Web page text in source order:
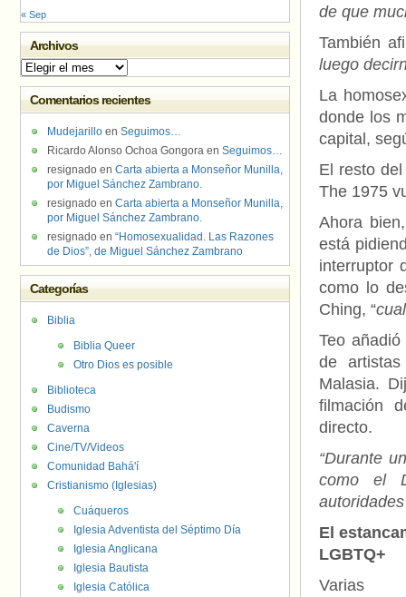
de que
También
luego
La
donde los
capital,
El resto
The 1975
Ahora
está
interruptor
como lo
Ching, “
Teo
de
Malasia.
filmación
directo.
“Durante
como el
El
LGBTQ+
Varias
« Sep
Archivos
Archivos
Comentarios recientes
Mudejarillo en Seguimos…
Ricardo Alonso Ochoa Gongora en Seguimos…
resignado en Carta abierta a Monseñor Munilla,
por Miguel Sánchez Zambrano.
resignado en Carta abierta a Monseñor Munilla,
por Miguel Sánchez Zambrano.
resignado en “Homosexualidad. Las Razones
de Dios”, de Miguel Sánchez Zambrano
Categorías
Biblia
Biblia Queer
Otro Dios es posible
Biblioteca
Budismo
Caverna
Cine/TV/Videos
Comunidad Bahá'í
Cristianismo (Iglesias)
Cuáqueros
Iglesia Adventista del Séptimo Día
Iglesia Anglicana
Iglesia Bautista
Iglesia Católica